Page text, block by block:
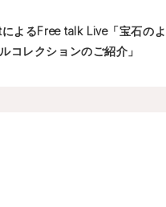
よるFree talk Live「宝石のよ
コレクションのご紹介」